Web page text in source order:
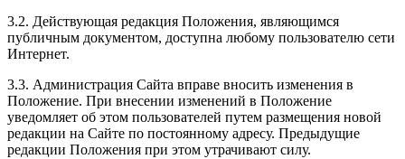
3.2. Действующая редакция Положения, являющимся
публичным документом, доступна любому пользователю сети
Интернет.
3.3. Администрация Сайта вправе вносить изменения в
Положение. При внесении изменений в Положение
уведомляет об этом пользователей путем размещения новой
редакции на Сайте по постоянному адресу. Предыдущие
редакции Положения при этом утрачивают силу.